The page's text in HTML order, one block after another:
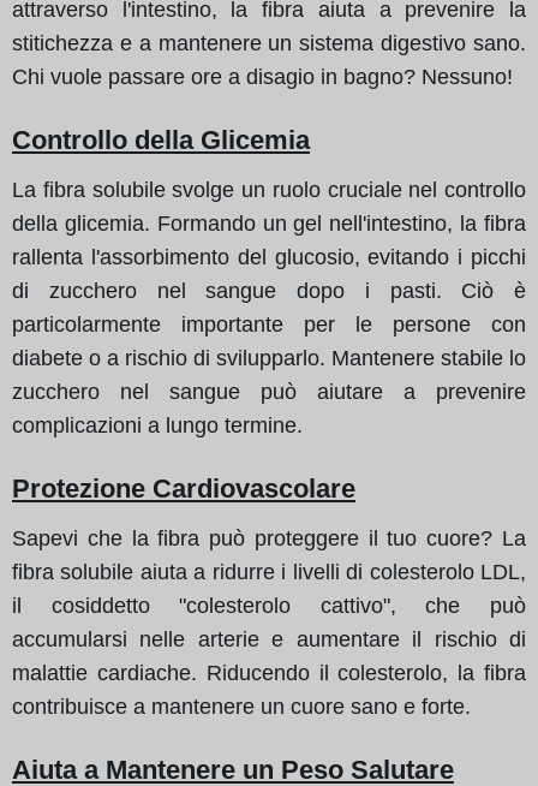
attraverso l'intestino, la fibra aiuta a prevenire la
stitichezza e a mantenere un sistema digestivo sano.
Chi vuole passare ore a disagio in bagno? Nessuno!
Controllo della Glicemia
La fibra solubile svolge un ruolo cruciale nel controllo
della glicemia. Formando un gel nell'intestino, la fibra
rallenta l'assorbimento del glucosio, evitando i picchi
di zucchero nel sangue dopo i pasti. Ciò è
particolarmente importante per le persone con
diabete o a rischio di svilupparlo. Mantenere stabile lo
zucchero nel sangue può aiutare a prevenire
complicazioni a lungo termine.
Protezione Cardiovascolare
Sapevi che la fibra può proteggere il tuo cuore? La
fibra solubile aiuta a ridurre i livelli di colesterolo LDL,
il cosiddetto "colesterolo cattivo", che può
accumularsi nelle arterie e aumentare il rischio di
malattie cardiache. Riducendo il colesterolo, la fibra
contribuisce a mantenere un cuore sano e forte.
Aiuta a Mantenere un Peso Salutare